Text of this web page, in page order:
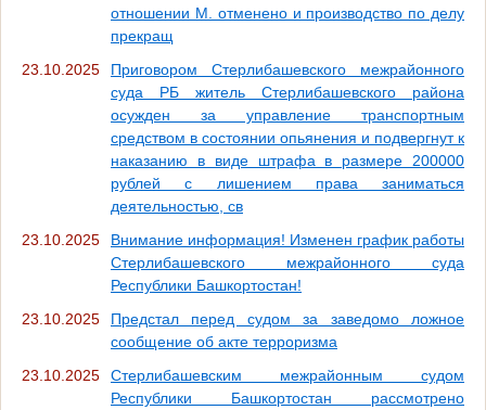
отношении М. отменено и производство по делу
прекращ
23.10.2025
Приговором Стерлибашевского межрайонного
суда РБ житель Стерлибашевского района
осужден за управление транспортным
средством в состоянии опьянения и подвергнут к
наказанию в виде штрафа в размере 200000
рублей с лишением права заниматься
деятельностью, св
23.10.2025
Внимание информация! Изменен график работы
Стерлибашевского межрайонного суда
Республики Башкортостан!
23.10.2025
Предстал перед судом за заведомо ложное
сообщение об акте терроризма
23.10.2025
Стерлибашевским межрайонным судом
Республики Башкортостан рассмотрено